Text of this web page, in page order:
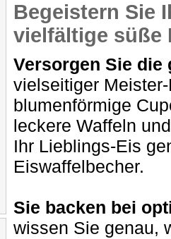
Begeistern Sie
vielfältige süße
Versorgen Sie die
vielseitiger
blumenförmige
leckere Waffeln
Ihr Lieblings-Eis
Eiswaffelbecher.
Sie backen bei
wissen Sie genau,